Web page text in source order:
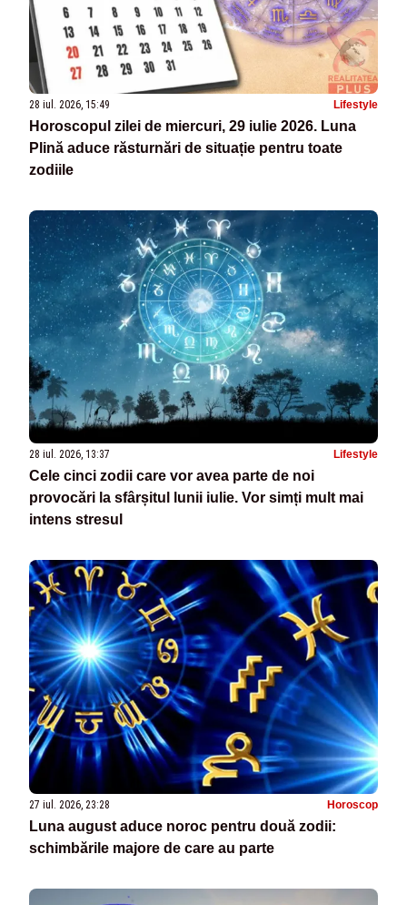
28 iul. 2026, 15:49 Lifestyle
Horoscopul zilei de miercuri, 29 iulie 2026. Luna
Plină aduce răsturnări de situație pentru toate
zodiile
28 iul. 2026, 13:37 Lifestyle
Cele cinci zodii care vor avea parte de noi
provocări la sfârșitul lunii iulie. Vor simți mult mai
intens stresul
27 iul. 2026, 23:28 Horoscop
Luna august aduce noroc pentru două zodii:
schimbările majore de care au parte